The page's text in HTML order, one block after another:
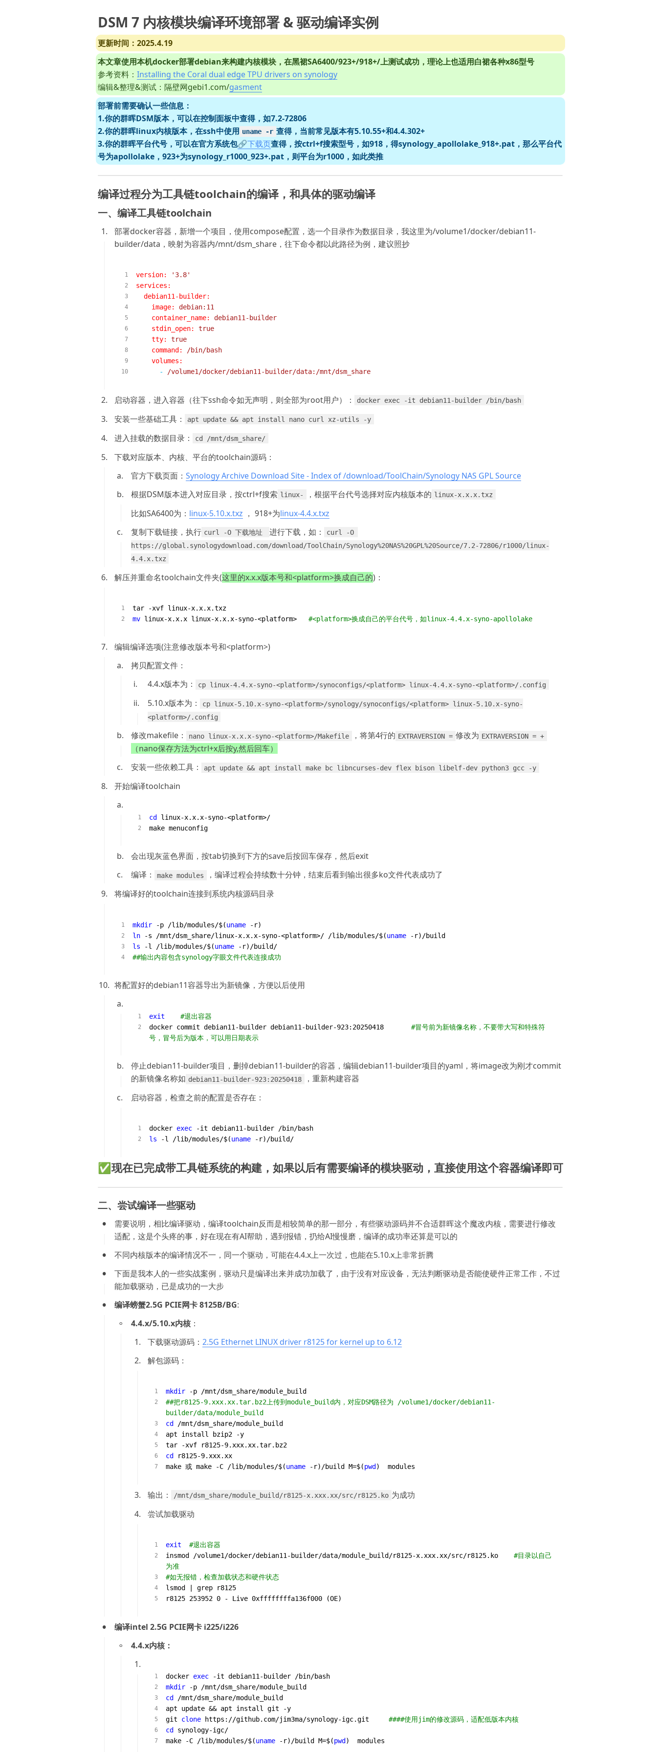
DSM 7 内核模块编译环境部署 & 驱动编译实例
更新时间：2025.4.19
本文章使用本机docker部署debian来构建内核模块，在黑裙SA6400/923+/918+/上测试成功，理论上也适用白裙各种x86型号
参考资料： Installing the Coral dual edge TPU drivers on synology
编辑&整理&测试：隔壁网gebi1.com/gasment
部署前需要确认一些信息：
1.你的群晖DSM版本，可以在控制面板中查得，如7.2-72806
2.你的群晖linux内核版本，在ssh中使用 uname -r 查得，当前常见版本有5.10.55+和4.4.302+
3.你的群晖平台代号，可以在官方系统包🔗下载页查得，按ctrl+f搜索型号，如918，得synology_apollolake_918+.pat，那么平台代
号为apollolake，923+为synology_r1000_923+.pat，则平台为r1000，如此类推
编译过程分为工具链toolchain的编译，和具体的驱动编译
一、编译工具链toolchain
1.
部署docker容器，新增一个项目，使用compose配置，选一个目录作为数据目录，我这里为/volume1/docker/debian11-
builder/data，映射为容器内/mnt/dsm_share，往下命令都以此路径为例，建议照抄
version:
'3.8'
services:
debian11-builder:
image:
debian:11
container_name:
debian11-builder
stdin_open:
true
tty:
true
command:
/bin/bash
volumes:
-
/volume1/docker/debian11-builder/data:/mnt/dsm_share
2. 启动容器，进入容器（往下ssh命令如无声明，则全部为root用户）： docker exec -it debian11-builder /bin/bash
3. 安装一些基础工具： apt update && apt install nano curl xz-utils -y
4. 进入挂载的数据目录： cd /mnt/dsm_share/
5.
下载对应版本、内核、平台的toolchain源码：
1.
官方下载页面： Synology Archive Download Site - Index of /download/ToolChain/Synology NAS GPL Source
2.
根据DSM版本进入对应目录，按ctrl+f搜索 linux- ​，根据平台代号选择对应内核版本的 linux-x.x.x.txz
比如SA6400为： linux-5.10.x.txz ， 918+为linux-4.4.x.txz
3.
复制下载链接，执行 curl -O 下载地址 ​进行下载，如：
curl -O
https://global.synologydownload.com/download/ToolChain/Synology%20NAS%20GPL%20Source/7.2-72806/r1000/linux-
4.4.x.txz
6. 解压并重命名toolchain文件夹(这里的x.x.x版本号和<platform>换成自己的)：
tar -xvf linux-x.x.x.txz
mv linux-x.x.x linux-x.x.x-syno-<platform> #<platform>换成自己的平台代号，如linux-4.4.x-syno-apollolake
7.
编辑编译选项(注意修改版本号和<platform>)
1.
拷贝配置文件：
1.
4.4.x版本为： cp linux-4.4.x-syno-<platform>/synoconfigs/<platform> linux-4.4.x-syno-<platform>/.config
2. 5.10.x版本为：
cp linux-5.10.x-syno-<platform>/synology/synoconfigs/<platform> linux-5.10.x-syno-
<platform>/.config
2. 修改makefile： nano linux-x.x.x-syno-<platform>/Makefile ​，将第4行的 EXTRAVERSION = ​修改为 EXTRAVERSION = +
（nano保存方法为ctrl+x后按y,然后回车）
3.
安装一些依赖工具： apt update && apt install make bc libncurses-dev flex bison libelf-dev python3 gcc -y
8.
开始编译toolchain
1.
cd linux-x.x.x-syno-<platform>/
make menuconfig
2.
会出现灰蓝色界面，按tab切换到下方的save后按回车保存，然后exit
3.
编译： make modules
​，编译过程会持续数十分钟，结束后看到输出很多ko文件代表成功了
9.
将编译好的toolchain连接到系统内核源码目录
mkdir -p /lib/modules/$(uname
ln -s /mnt/dsm_share/linux-x.x.x-syno-<platform>/ /lib/modules/$(uname
-r)/build
ls -l /lib/modules/$(uname
-r)/build/
##输出内容包含synology字眼文件代表连接成功
10. 将配置好的debian11容器导出为新镜像，方便以后使用
1.
exit
#退出容器
docker commit debian11-builder debian11-builder-923:20250418 #冒号前为新镜像名称，不要带大写和特殊符
号，冒号后为版本，可以用日期表示
2.
停止debian11-builder项目，删掉debian11-builder的容器，编辑debian11-builder项目的yaml，将image改为刚才commit
的新镜像名称如 debian11-builder-923:20250418
​，重新构建容器
3.
启动容器，检查之前的配置是否存在：
docker exec
-it debian11-builder /bin/bash
ls -l /lib/modules/$(uname -r)/build/
✅现在已完成带工具链系统的构建，如果以后有需要编译的模块驱动，直接使用这个容器编译即可
二、尝试编译一些驱动
需要说明，相比编译驱动，编译toolchain反而是相较简单的那一部分，有些驱动源码并不合适群晖这个魔改内核，需要进行修改
适配，这是个头疼的事，好在现在有AI帮助，遇到报错，扔给AI慢慢磨，编译的成功率还算是可以的
不同内核版本的编译情况不一，同一个驱动，可能在4.4.x上一次过，也能在5.10.x上非常折腾
下面是我本人的一些实战案例，驱动只是编译出来并成功加载了，由于没有对应设备，无法判断驱动是否能使硬件正常工作，不过
能加载驱动，已是成功的一大步
编译螃蟹2.5G PCIE网卡 8125B/BG:
4.4.x/5.10.x内核：
1.
下载驱动源码： 2.5G Ethernet LINUX driver r8125 for kernel up to 6.12
2.
解包源码：
mkdir
##把r8125-9.xxx.xx.tar.bz2上传到module_build内，对应DSM路径为 /volume1/docker/debian11-
builder/data/module_build
cd /mnt/dsm_share/module_build
apt install bzip2 -y
tar -xvf r8125-9.xxx.xx.tar.bz2
cd r8125-9.xxx.xx
make 或 make -C /lib/modules/$(uname -r)/build M=$(pwd
3. 输出： /mnt/dsm_share/module_build/r8125-x.xxx.xx/src/r8125.ko ​为成功
4.
尝试加载驱动
exit
#退出容器
insmod /volume1/docker/debian11-builder/data/module_build/r8125-x.xxx.xx/src/r8125.ko #目录以自己
为准
#如无报错，检查加载状态和硬件状态
lsmod | grep r8125
编译intel 2.5G PCIE网卡 i225/i226
4.4.x内核：
1.
docker exec
-it debian11-builder /bin/bash
mkdir
cd /mnt/dsm_share/module_build
apt update && apt install git -y
git clone https://github.com/jim3ma/synology-igc.git ####使用jim的修改源码，适配低版本内核
cd synology-igc/
make -C /lib/modules/$(uname -r)/build M=$(pwd